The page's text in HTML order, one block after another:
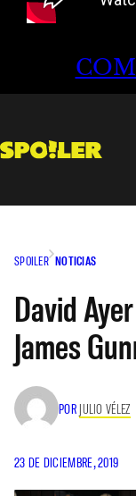
SPOILER NOTICIAS
David
James
POR JULIO VÉLEZ
23 DE DICIEMBRE, 2019